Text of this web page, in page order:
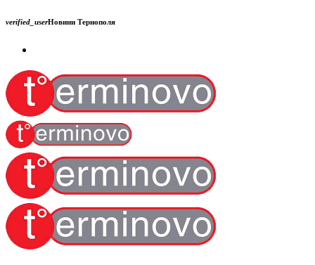
verified_userНовини Тернополя